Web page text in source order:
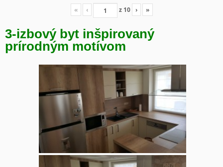
« ‹ z 10 › »
3-izbový byt inšpirovaný
prírodným motívom